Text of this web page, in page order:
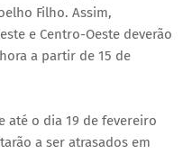
Filho. Assim,
e Centro-Oeste deverão
a partir de 15 de
até o dia 19 de fevereiro
a ser atrasados em